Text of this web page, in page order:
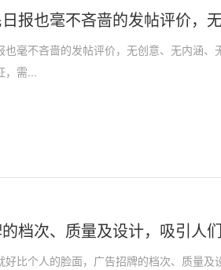
报也毫不吝啬的发帖评价，
也毫不吝啬的发帖评价，无创意、无内涵
，需...
档次、质量及设计，吸引人
好比个人的脸面，广告招牌的档次、质量